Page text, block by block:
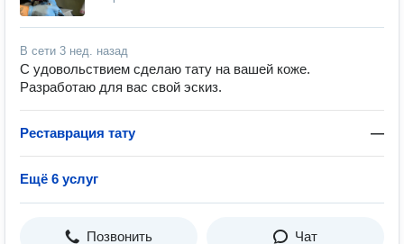
В сети 3 нед. назад
C удовольствием сделаю тату на вашей коже.
Разработаю для вас свой эскиз.
Реставрация тату —
Ещё 6 услуг
Позвонить Чат